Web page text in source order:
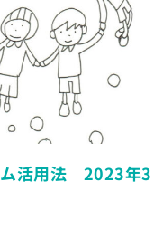
ム活用法 2023年3